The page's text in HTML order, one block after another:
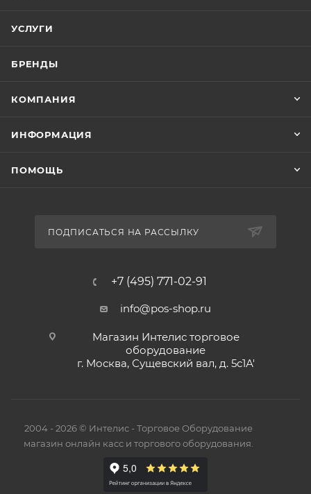
УСЛУГИ
БРЕНДЫ
КОМПАНИЯ
ИНФОРМАЦИЯ
ПОМОЩЬ
ПОДПИСАТЬСЯ НА РАССЫЛКУ
+7 (495) 771-02-91
info@pos-shop.ru
Магазин Интелис торговое
оборудование
г. Москва, Сущевский вал, д. 5с1А'
2004 - 2026 © Интелис - Торговое Оборудование
магазин онлайн касс и торгового оборудования.